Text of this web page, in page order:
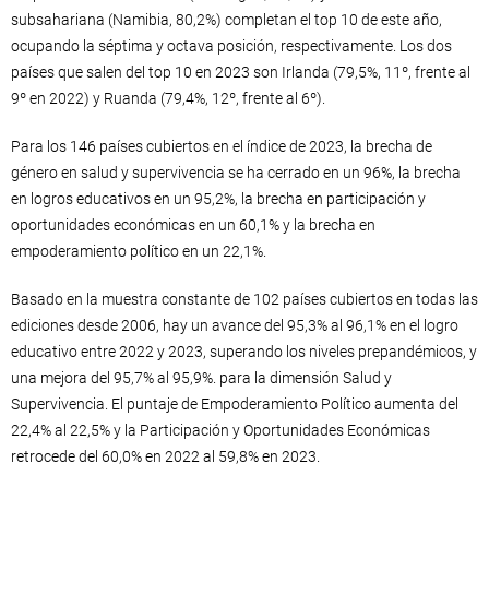
subsahariana (Namibia, 80,2%) completan el top 10 de este año,
ocupando la séptima y octava posición, respectivamente. Los dos
países que salen del top 10 en 2023 son Irlanda (79,5%, 11º, frente al
9º en 2022) y Ruanda (79,4%, 12º, frente al 6º).
Para los 146 países cubiertos en el índice de 2023, la brecha de
género en salud y supervivencia se ha cerrado en un 96%, la brecha
en logros educativos en un 95,2%, la brecha en participación y
oportunidades económicas en un 60,1% y la brecha en
empoderamiento político en un 22,1%.
Basado en la muestra constante de 102 países cubiertos en todas las
ediciones desde 2006, hay un avance del 95,3% al 96,1% en el logro
educativo entre 2022 y 2023, superando los niveles prepandémicos, y
una mejora del 95,7% al 95,9%. para la dimensión Salud y
Supervivencia. El puntaje de Empoderamiento Político aumenta del
22,4% al 22,5% y la Participación y Oportunidades Económicas
retrocede del 60,0% en 2022 al 59,8% en 2023.